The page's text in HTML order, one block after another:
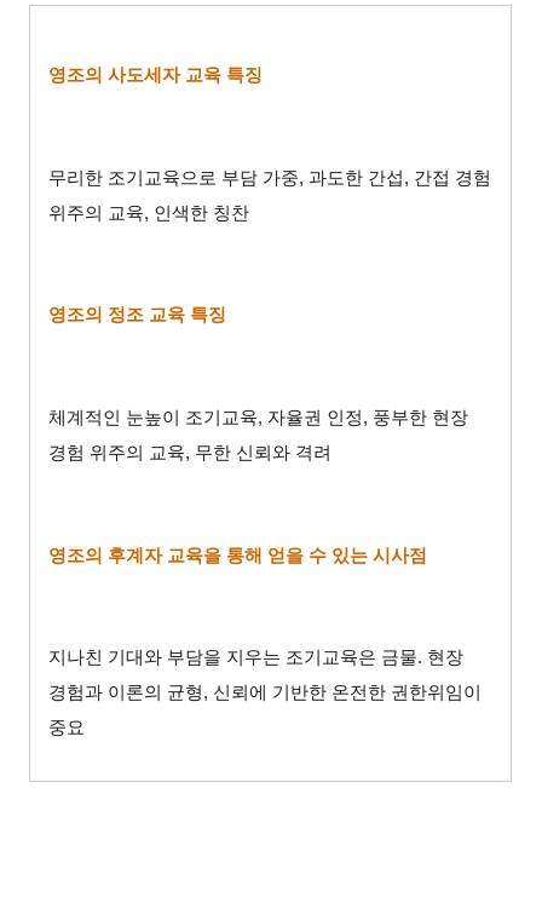
영조의 사도세자 교육 특징
무리한 조기교육으로 부담 가중,과도한 간섭, 간접 경험
위주의 교육, 인색한 칭찬
영조의 정조 교육 특징
체계적인 눈높이 조기교육, 자율권 인정, 풍부한 현장
경험 위주의 교육, 무한 신뢰와 격려
영조의 후계자 교육을 통해 얻을 수 있는 시사점
지나친 기대와 부담을 지우는 조기교육은 금물. 현장
경험과 이론의 균형, 신뢰에 기반한 온전한 권한위임이
중요